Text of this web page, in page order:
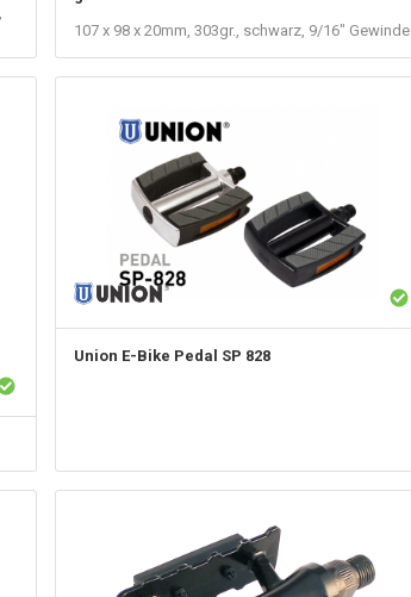
107 x 98 x 20mm, 303gr., schwarz, 9/16" Gewinde
Union E-Bike Pedal SP 828